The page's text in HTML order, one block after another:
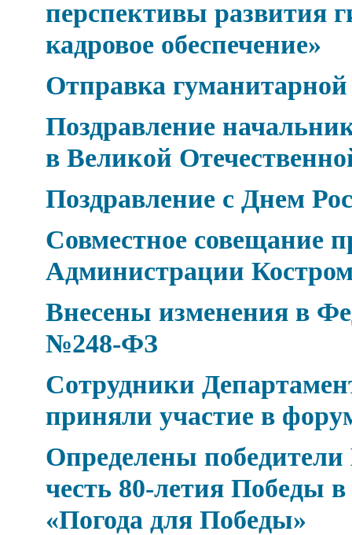
перспективы развития
кадровое обеспечение»
Отправка
Поздравление
в Великой
Поздравление с Днем
Совместное совещание
Администрации
Внесены изменения в
№248-ФЗ
Сотрудники
приняли участие в
Определены победители
честь 80-летия Победы
«Погода для Победы»